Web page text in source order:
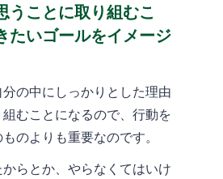
うことに取り組むこ
たいゴールをイメージ
の中にしっかりとした理由
むことになるので、行動を
のよりも重要なのです。
らとか、やらなくてはいけ